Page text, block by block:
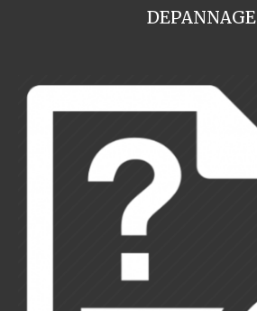
DEPANNAGE